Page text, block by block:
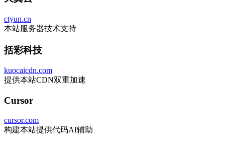
ctyun.cn
本站服务器技术支持
括彩科技
kuocaicdn.com
提供本站CDN双重加速
Cursor
cursor.com
构建本站提供代码AI辅助